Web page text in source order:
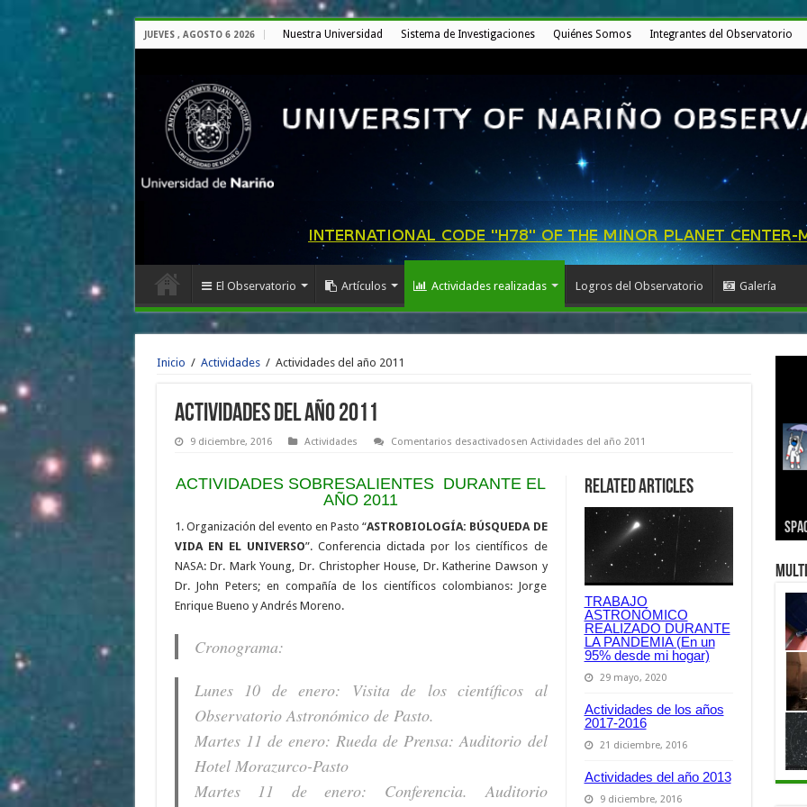
JUEVES , AGOSTO 6 2026 Nuestra Universidad Sistema de Investigaciones Quiénes Somos Integrantes del Observatorio
El Observatorio Artículos Actividades realizadas Logros del Observatorio Galería
Inicio / Actividades / Actividades del año 2011
Actividades del año 2011
9 diciembre, 2016 Actividades Comentarios desactivadosen Actividades del año 2011
Related Articles
TRABAJO
ASTRONÓMICO
REALIZADO DURANTE
LA PANDEMIA (En un
95% desde mi hogar)
29 mayo, 2020
Actividades de los años
2017-2016
21 diciembre, 2016
Actividades del año 2013
9 diciembre, 2016
ACTIVIDADES SOBRESALIENTES DURANTE EL
AÑO 2011
1. Organización del evento en Pasto “ASTROBIOLOGÍA: BÚSQUEDA DE
VIDA EN EL UNIVERSO”. Conferencia dictada por los científicos de
NASA: Dr. Mark Young, Dr. Christopher House, Dr. Katherine Dawson y
Dr. John Peters; en compañía de los científicos colombianos: Jorge
Enrique Bueno y Andrés Moreno.
Cronograma:
Lunes 10 de enero: Visita de los científicos al
Observatorio Astronómico de Pasto.
Martes 11 de enero: Rueda de Prensa: Auditorio del
Hotel Morazurco-Pasto
Martes 11 de enero: Conferencia. Auditorio
ESO
JET